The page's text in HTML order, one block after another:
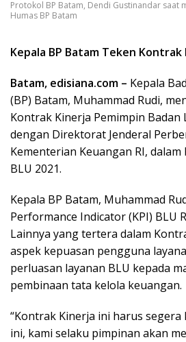
Protokol BP Batam, Dendi Gustinandar saat
Humas BP Batam
Kepala BP Batam Teken Kontrak
Batam, edisiana.com – Kepala
(BP) Batam, Muhammad Rudi,
Kontrak Kinerja Pemimpin Badan
dengan Direktorat Jenderal
Kementerian Keuangan RI,
BLU 2021.
Kepala BP Batam, Muhammad
Performance Indicator (KPI) BLU
Lainnya yang tertera dalam
aspek kepuasan pengguna
perluasan layanan BLU kepada
pembinaan tata kelola keuangan.
“Kontrak Kinerja ini harus segera
ini, kami selaku pimpinan akan